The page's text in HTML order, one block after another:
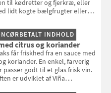
til kødretter og fjerkræ, eller
lidt kogte bælgfrugter eller
måltid. Opskriften er fra
Lorangs kogebog "Salat".
INDHOLD
citrus og koriander
får friskhed fra en sauce med
koriander. En enkel, farverig
passer godt til et glas frisk vin.
er udviklet af Viña